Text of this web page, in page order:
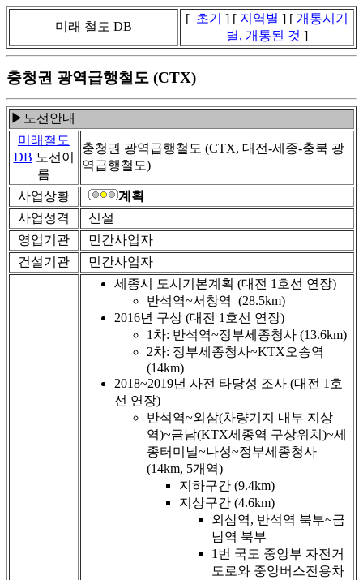
미래 철도 DB
[ 초기 ] [ 지역별 ] [ 개통시기
별, 개통된 것 ]
충청권 광역급행철도 (CTX)
▶노선안내
미래철도
DB 노선이
름
충청권 광역급행철도 (CTX, 대전-세종-충북 광
역급행철도)
사업상황
계획
사업성격
신설
영업기관
민간사업자
건설기관
민간사업자
세종시 도시기본계획 (대전 1호선 연장)
반석역~서창역 (28.5km)
2016년 구상 (대전 1호선 연장)
1차: 반석역~정부세종청사 (13.6km)
2차: 정부세종청사~KTX오송역
(14km)
2018~2019년 사전 타당성 조사 (대전 1호
선 연장)
반석역~외삼(차량기지 내부 지상
역)~금남(KTX세종역 구상위치)~세
종터미널~나성~정부세종청사
(14km, 5개역)
지하구간 (9.4km)
지상구간 (4.6km)
외삼역, 반석역 북부~금
남역 북부
1번 국도 중앙부 자전거
도로와 중앙버스전용차